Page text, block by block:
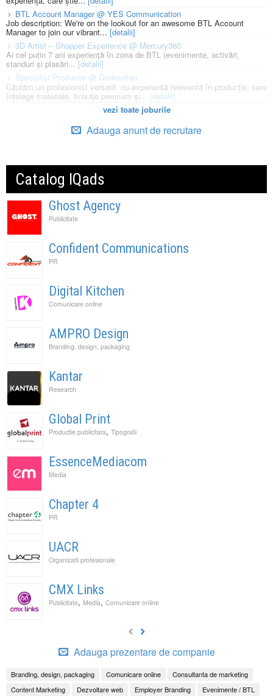
BTL Account Manager @ YES Communication
Job description: We're on the lookout for an awesome BTL Account
Manager to join our vibrant... [detalii]
3D Artist – Shopper Experience @ Mercury360
Ai cel puțin 7 ani experiență în zona de BTL (evenimente, activări,
standuri și plasări... [detalii]
Specialist Productie @ Godmother
Căutăm un profesionist versatil, cu experiență relevantă în producție, care
înțelege materiale, finisaje premium și... [detalii]
vezi toate joburile
Adauga anunt de recrutare
Catalog IQads
Ghost Agency
Publicitate
Confident Communications
PR
Digital Kitchen
Comunicare online
AMPRO Design
Branding, design, packaging
Kantar
Research
Global Print
Productie publicitara, Tipografii
EssenceMediacom
Media
Chapter 4
PR
UACR
Organizatii profesionale
CMX Links
Publicitate, Media, Comunicare online
Adauga prezentare de companie
Branding, design, packaging Comunicare online
Consultanta de marketing
Content Marketing
Dezvoltare web Employer Branding Evenimente / BTL